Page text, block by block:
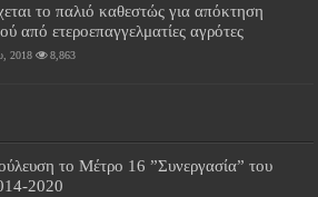
το παλιό καθεστώς για απόκτηση
από ετεροεπαγγελματίες αγρότες
2018 8,863
το Μέτρο 16 ”Συνεργασία” του
2020